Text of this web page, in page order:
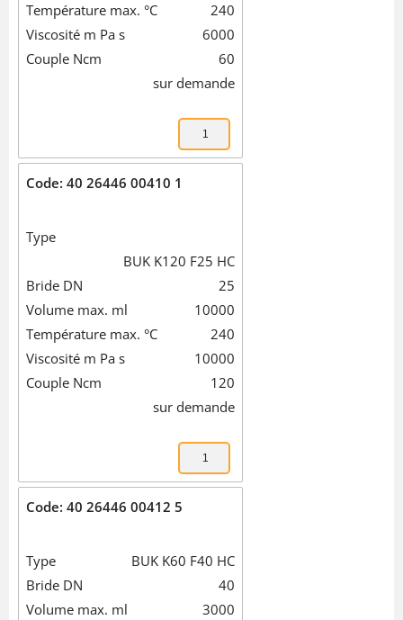
Température max. °C
240
Viscosité m Pa s
6000
Couple Ncm
60
sur demande
Code: 40 26446 00410 1
Type
BUK K120 F25 HC
Bride DN
25
Volume max. ml
10000
Température max. °C
240
Viscosité m Pa s
10000
Couple Ncm
120
sur demande
Code: 40 26446 00412 5
Type
BUK K60 F40 HC
Bride DN
40
Volume max. ml
3000